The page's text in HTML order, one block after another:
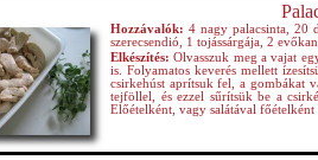
Hozzávalók:4 nagy palacsinta, 20
szerecsendió, 1 tojássárgája, 2
Elkészítés: Olvasszuk meg a vajat
is. Folyamatos keverés mellett
csirkehúst aprítsuk fel, a gombákat
tejföllel, és ezzel sűrítsük be a
Előételként, vagy salátával